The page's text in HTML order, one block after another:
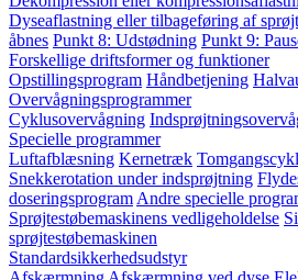
Dyseaflastning eller tilbageføring af
åbnes Punkt 8: Udstødning Punkt 9:
Forskellige driftsformer og funktioner
Opstillingsprogram Håndbetjening
Overvågningsprogrammer
Cyklusovervågning
Specielle programmer
Luftafblæsning Kernetræk
Snekkerotation under indsprøjtning
doseringsprogram Andre specielle
Sprøjtestøbemaskinens vedligeholdelse
sprøjtestøbemaskinen
Standardsikkerhedsudstyr